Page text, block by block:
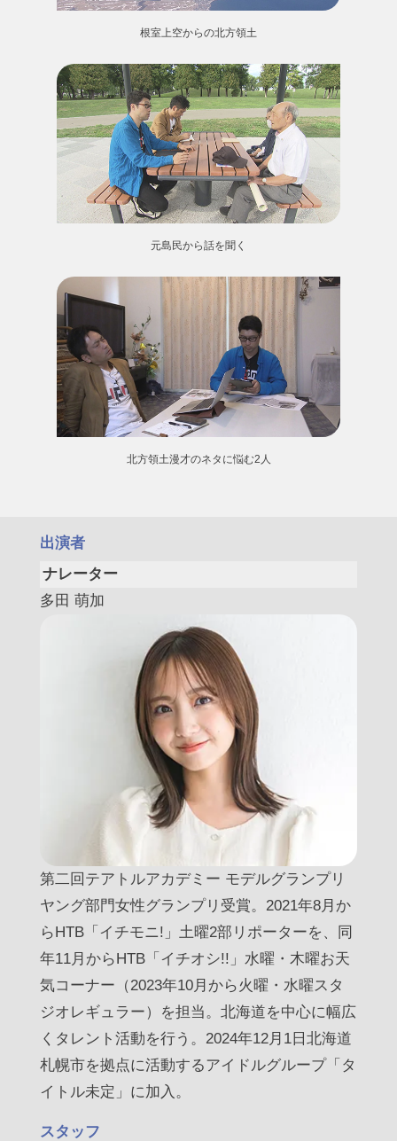
根室上空からの北方領土
元島民から話を聞く
北方領土漫才のネタに悩む2人
出演者
ナレーター
多田 萌加
第二回テアトルアカデミー モデルグランプリ
ヤング部門女性グランプリ受賞。2021年8月か
らHTB「イチモニ!」土曜2部リポーターを、同
年11月からHTB「イチオシ!!」水曜・木曜お天
気コーナー（2023年10月から火曜・水曜スタ
ジオレギュラー）を担当。北海道を中心に幅広
くタレント活動を行う。2024年12月1日北海道
札幌市を拠点に活動するアイドルグループ「タ
イトル未定」に加入。
スタッフ